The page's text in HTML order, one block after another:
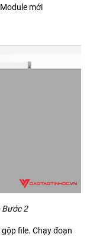
mới
Bước 2
file. Chạy đoạn